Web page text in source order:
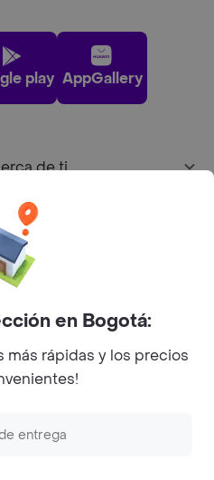
play AppGallery
de ti
Twitter
Instagram
All rights reserved.
en Bogotá:
más rápidas y los precios